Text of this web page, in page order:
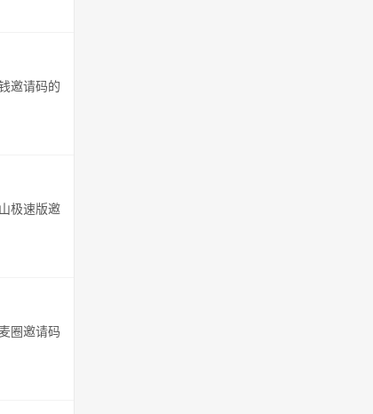
邀请码的
极速版邀
圈邀请码